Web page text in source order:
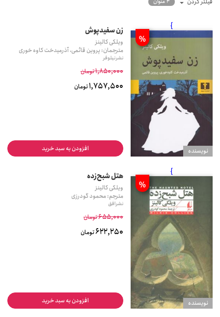
نويسنده
}
%
زن سفیدپوش
ویلکی کالینز
مترجمان: پروین قائمی، آذرمیدخت کاوه خوری
نشر نیلوفر
1,850,000تومان
1,757,500تومان
افزودن به سبد خرید
نويسنده
}
%
هتل شبح‌زده
ویلکی کالینز
مترجم: محمود گودرزی
نشر افق
655,000تومان
622,250تومان
افزودن به سبد خرید